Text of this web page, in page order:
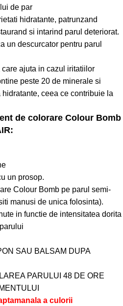
de par
hidratante, patrunzand
si intarind parul deteriorat.
un descurcator pentru parul
ajuta in cazul iritatiilor
peste 20 de minerale si
ceea ce contribuie la
de colorare Colour Bomb
un prosop.
Colour Bomb pe parul semi-
manusi de unica folosinta).
in functie de intensitatea dorita
SAU BALSAM DUPA
PARULUI 48 DE ORE
a culorii